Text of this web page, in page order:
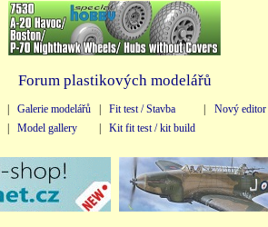
Forum plastikových modelářů
Galerie modelářů Fit test / Stavba Nový editor
Model gallery Kit fit test / kit build